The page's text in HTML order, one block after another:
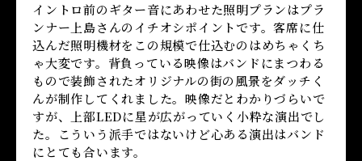
イントロ前のギター音にあわせた照明プランはプラ
ンナー上島さんのイチオシポイントです。客席に仕
込んだ照明機材をこの規模で仕込むのはめちゃくち
ゃ大変です。背負っている映像はバンドにまつわる
もので装飾されたオリジナルの街の風景をダッチく
んが制作してくれました。映像だとわかりづらいで
すが、上部LEDに星が広がっていく小粋な演出でし
た。こういう派手ではないけど心ある演出はバンド
にとても合います。